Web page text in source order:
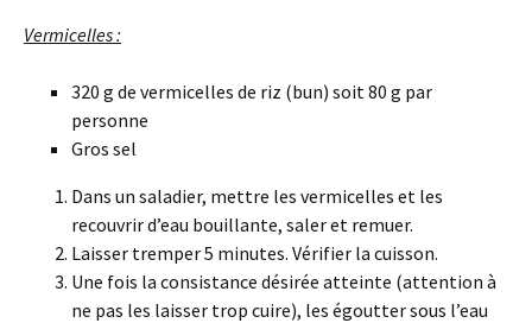
Vermicelles :
320 g de vermicelles de riz (bun) soit 80 g par
personne
Gros sel
Dans un saladier, mettre les vermicelles et les
recouvrir d’eau bouillante, saler et remuer.
Laisser tremper 5 minutes. Vérifier la cuisson.
Une fois la consistance désirée atteinte (attention à
ne pas les laisser trop cuire), les égoutter sous l’eau